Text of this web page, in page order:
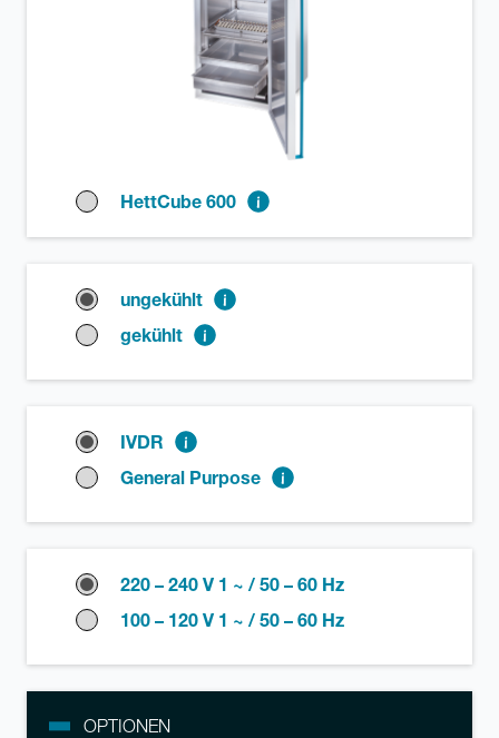
HettCube 600
ungekühlt
gekühlt
IVDR
General Purpose
220 – 240 V 1 ~ / 50 – 60 Hz
100 – 120 V 1 ~ / 50 – 60 Hz
OPTIONEN